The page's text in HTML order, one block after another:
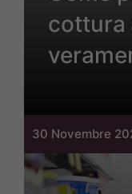
cottura
30 Novembre